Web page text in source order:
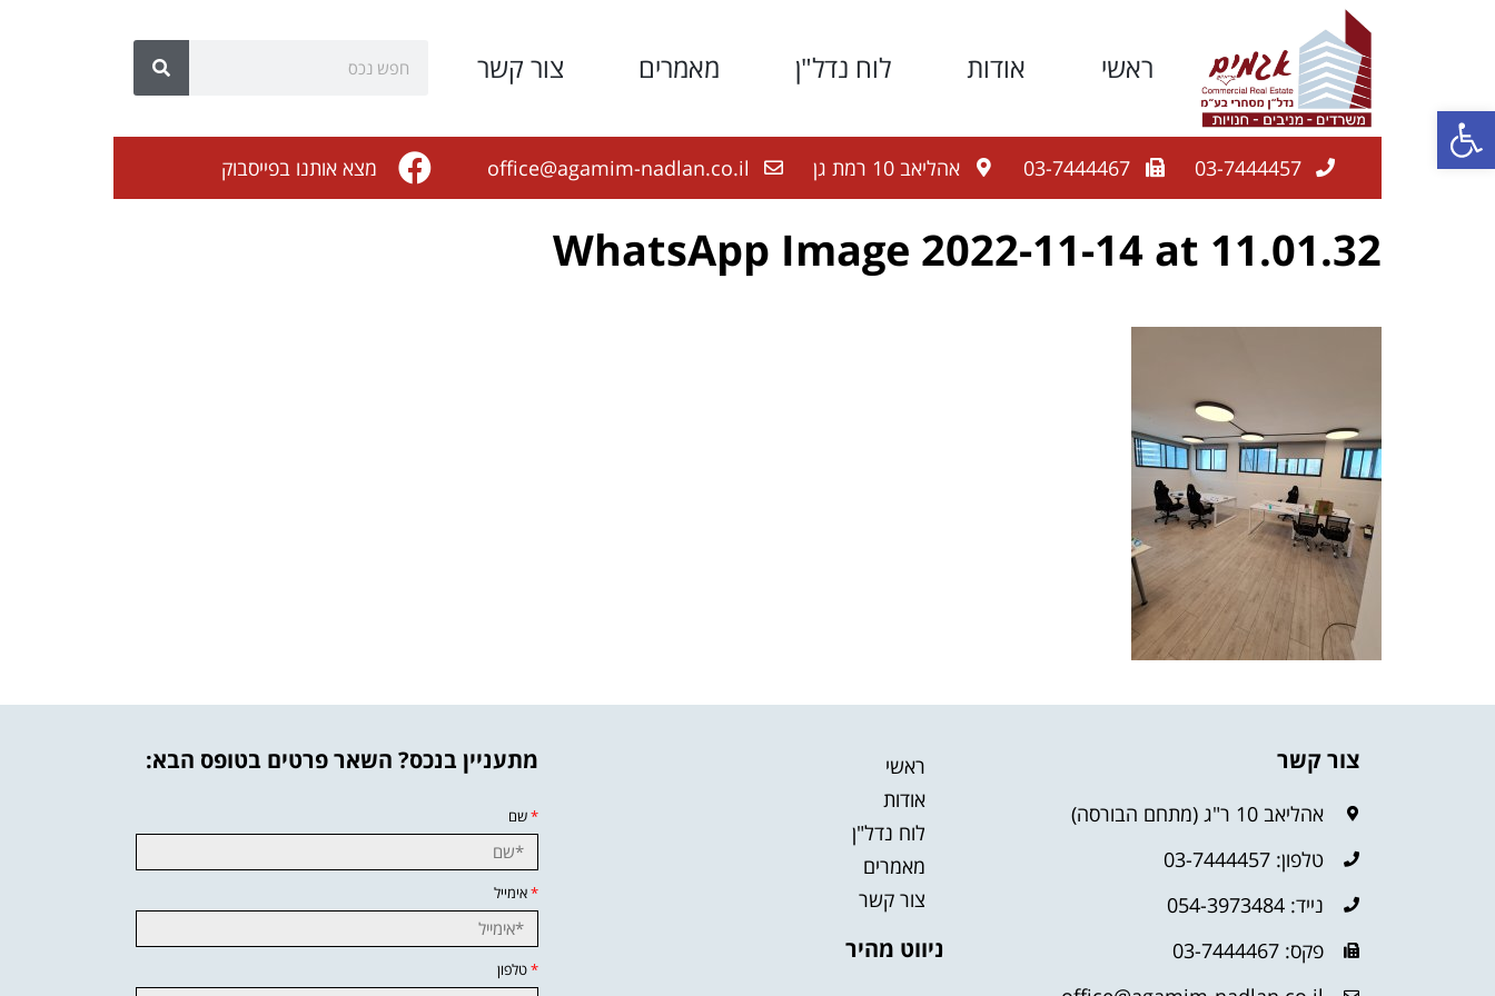
ראשי אודות לוח נדל"ן מאמרים צור קשר
03-7444457
03-7444467 אהליאב 10 רמת גן office@agamim-nadlan.co.il מצא אותנו בפייסבוק
WhatsApp Image 2022-11-14 at 11.01.32
צור קשר
אהליאב 10 ר"ג (מתחם הבורסה)
טלפון: 03-7444457
נייד: 054-3973484
פקס: 03-7444467
ראשי
אודות
לוח נדל"ן
מאמרים
צור קשר
ניווט מהיר
מתעניין בנכס? השאר פרטים בטופס הבא:
*שם
*אימייל
*טלפון
פתח סרגל נגישות